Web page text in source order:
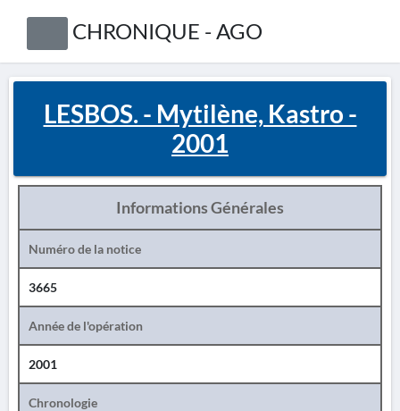
CHRONIQUE - AGO
LESBOS. - Mytilène, Kastro -
2001
Informations Générales
Numéro de la notice
3665
Année de l'opération
2001
Chronologie